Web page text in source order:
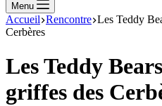
Menu
Accueil Rencontre Les Teddy
Cerbères
Les Teddy
griffes des